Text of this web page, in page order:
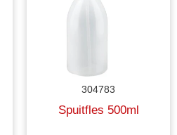
304783
Spuitfles 500ml